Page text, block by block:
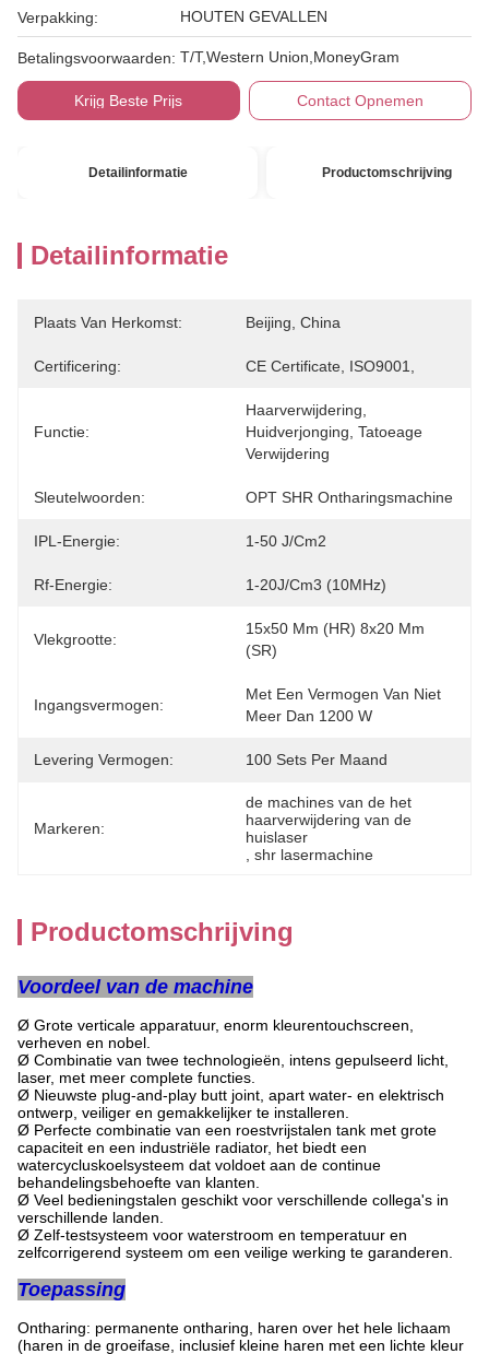
Verpakking: HOUTEN GEVALLEN
Betalingsvoorwaarden: T/T,Western Union,MoneyGram
Krijg Beste Prijs Contact Opnemen
Detailinformatie Productomschrijving
Detailinformatie
Plaats Van Herkomst: Beijing, China
Certificering: CE Certificate, ISO9001,
Functie:
Haarverwijdering,
Huidverjonging, Tatoeage
Verwijdering
Sleutelwoorden: OPT SHR Ontharingsmachine
IPL-Energie: 1-50 J/cm2
Rf-Energie: 1-20J/cm3 (10MHz)
Vlekgrootte:
15x50 Mm (HR) 8x20 Mm
(SR)
Ingangsvermogen:
Met Een Vermogen Van Niet
Meer Dan 1200 W
Levering Vermogen: 100 Sets Per Maand
Markeren:
de machines van de het
haarverwijdering van de
huislaser
shr lasermachine
Productomschrijving
Voordeel van de machine
Ø Grote verticale apparatuur, enorm kleurentouchscreen,
verheven en nobel.
Ø Combinatie van twee technologieën, intens gepulseerd licht,
laser, met meer complete functies.
Ø Nieuwste plug-and-play butt joint, apart water- en elektrisch
ontwerp, veiliger en gemakkelijker te installeren.
Ø Perfecte combinatie van een roestvrijstalen tank met grote
capaciteit en een industriële radiator, het biedt een
watercycluskoelsysteem dat voldoet aan de continue
behandelingsbehoefte van klanten.
Ø Veel bedieningstalen geschikt voor verschillende collega's in
verschillende landen.
Ø Zelf-testsysteem voor waterstroom en temperatuur en
zelfcorrigerend systeem om een veilige werking te garanderen.
Toepassing
Ontharing: permanente ontharing, haren over het hele lichaam
(haren in de groeifase, inclusief kleine haren met een lichte kleur